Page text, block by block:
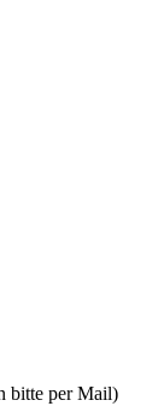
bitte per Mail)